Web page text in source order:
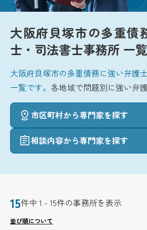
大阪府貝塚市の多重債
士・司法書士事務所 一覧
大阪府貝塚市の多重債務に強い弁護
一覧です。各地域で問題別に強い弁
市区町村から専門家を探す
相談内容から専門家を探す
15件中 1 - 15件の事務所を表示
並び順について